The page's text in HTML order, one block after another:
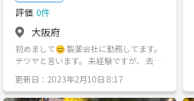
評価 0件
大阪府
初めまして😊 製薬会社に勤務してます。
テツヤと言います。 未経験ですが、 去年
友達と参加も1人での参
加もOKなので、 ぜひ一緒にフットサルし
更新日：2023年2月10日 8:17